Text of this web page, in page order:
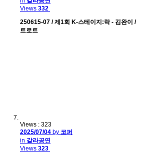
Views 332
250615-07 / 제1회 K-스테이지:락 - 김완이 /
트로트
Views : 323
2025/07/04 by 코퍼
in 갈라공연
Views 323